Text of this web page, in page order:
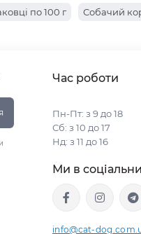
по 100 г Собачий
по 5 кг Собачий
по 1.25 кг Собачий
Час роботи
Пн-Пт: з 9 до 18
Сб: з 10 до 17
Нд: з 11 до 16
Ми в
info@cat-